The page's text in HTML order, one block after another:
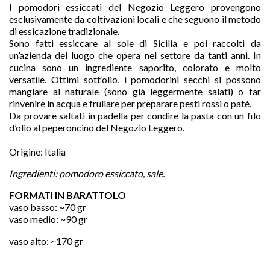

favorite
I pomodori essiccati del Negozio Leggero provengono
esclusivamente da coltivazioni locali e che seguono il metodo
di essicazione tradizionale.
Sono fatti essiccare al sole di Sicilia e poi raccolti da
un’azienda del luogo che opera nel settore da tanti anni. In
cucina sono un ingrediente saporito, colorato e molto
versatile. Ottimi sott’olio, i pomodorini secchi si possono
mangiare al naturale (sono già leggermente salati) o far
rinvenire in acqua e frullare per preparare pesti rossi o paté.
Da provare saltati in padella per condire la pasta con un filo
d’olio al peperoncino del Negozio Leggero.
Origine: Italia
Ingredienti: pomodoro essiccato, sale.
FORMATI IN BARATTOLO
vaso basso: ~70 gr
vaso medio: ~90 gr
vaso alto: ~170 gr